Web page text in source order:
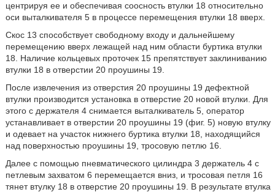
центрируя ее и обеспечивая соосность втулки 18 относительно
оси выталкивателя 5 в процессе перемещения втулки 18 вверх.
Скос 13 способствует свободному входу и дальнейшему
перемещению вверх лежащей над ним области буртика втулки
18. Наличие кольцевых проточек 15 препятствует заклиниванию
втулки 18 в отверстии 20 проушины 19.
После извлечения из отверстия 20 проушины 19 дефектной
втулки производится установка в отверстие 20 новой втулки. Для
этого с держателя 4 снимается выталкиватель 5, оператор
устанавливает в отверстии 20 проушины 19 (фиг. 5) новую втулку
и одевает на участок нижнего буртика втулки 18, находящийся
над поверхностью проушины 19, тросовую петлю 16.
Далее с помощью пневматического цилиндра 3 держатель 4 с
петлевым захватом 6 перемещается вниз, и тросовая петля 16
тянет втулку 18 в отверстие 20 проушины 19. В результате втулка